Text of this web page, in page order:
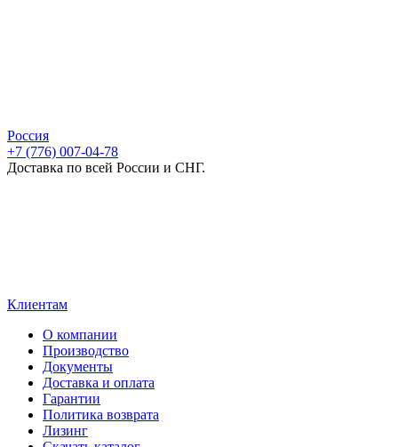
Россия
+7 (776) 007-04-78
Доставка по всей России и СНГ.
Клиентам
О компании
Производство
Документы
Доставка и оплата
Гарантии
Политика возврата
Лизинг